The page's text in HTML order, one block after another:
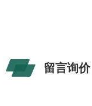
留言询价